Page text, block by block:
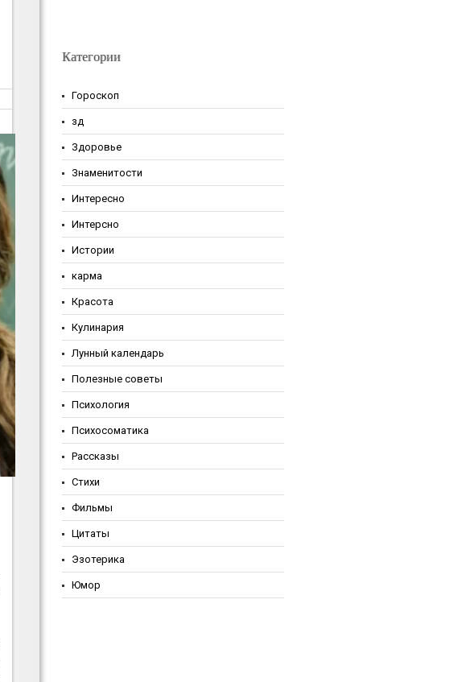
Категории
Гороскоп
зд
Здоровье
Знаменитости
Интересно
Интерсно
Истории
карма
Красота
Кулинария
Лунный календарь
Полезные советы
Психология
Психосоматика
Рассказы
Стихи
Фильмы
Цитаты
Эзотерика
Юмор